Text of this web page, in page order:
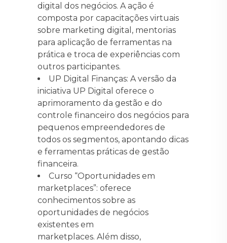
digital dos negócios. A ação é
composta por capacitações virtuais
sobre marketing digital, mentorias
para aplicação de ferramentas na
prática e troca de experiências com
outros participantes.
UP Digital Finanças: A versão da
iniciativa UP Digital oferece o
aprimoramento da gestão e do
controle financeiro dos negócios para
pequenos empreendedores de
todos os segmentos, apontando dicas
e ferramentas práticas de gestão
financeira.
Curso “Oportunidades em
marketplaces”: oferece
conhecimentos sobre as
oportunidades de negócios
existentes em
marketplaces. Além disso,